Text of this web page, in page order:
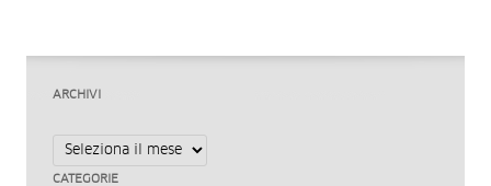
ARCHIVI
Archivi
CATEGORIE